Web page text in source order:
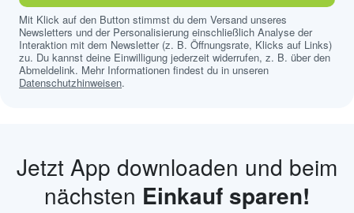
Mit Klick auf den Button stimmst du dem Versand unseres
Newsletters und der Personalisierung einschließlich Analyse der
Interaktion mit dem Newsletter (z. B. Öffnungsrate, Klicks auf Links)
zu. Du kannst deine Einwilligung jederzeit widerrufen, z. B. über den
Abmeldelink. Mehr Informationen findest du in unseren
Datenschutzhinweisen.
Jetzt App downloaden und beim
nächsten Einkauf sparen!